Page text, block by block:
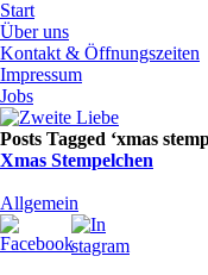
Start
Über uns
Kontakt & Öffnungszeiten
Impressum
Jobs
Posts Tagged ‘xmas
Xmas Stempelchen
Allgemein